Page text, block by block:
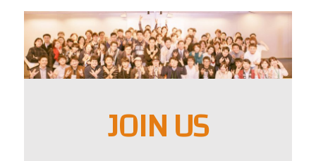
JOIN US